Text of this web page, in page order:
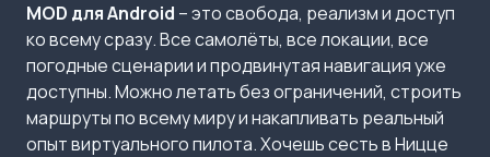
MOD для Android – это свобода, реализм и доступ
ко всему сразу. Все самолёты, все локации, все
погодные сценарии и продвинутая навигация уже
доступны. Можно летать без ограничений, строить
маршруты по всему миру и накапливать реальный
опыт виртуального пилота. Хочешь сесть в Ницце